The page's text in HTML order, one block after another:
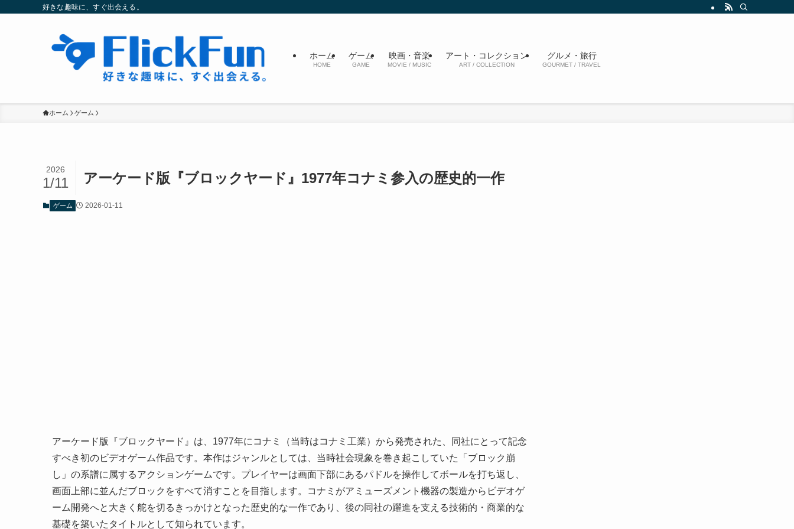
好きな趣味に、すぐ出会える。
ホーム
HOME
ゲーム
GAME
映画・音楽
MOVIE / MUSIC
アート・コレクション
ART / COLLECTION
グルメ・旅行
GOURMET / TRAVEL
ホーム ゲーム
アーケード版『ブロックヤード』1977年コナミ参入の歴史的一作
2026
1/11
ゲーム 2026-01-11
アーケード版『ブロックヤード』は、1977年にコナミ（当時はコナミ工業）から発売された、同社にとって記念
すべき初のビデオゲーム作品です。本作はジャンルとしては、当時社会現象を巻き起こしていた「ブロック崩
し」の系譜に属するアクションゲームです。プレイヤーは画面下部にあるパドルを操作してボールを打ち返し、
画面上部に並んだブロックをすべて消すことを目指します。コナミがアミューズメント機器の製造からビデオゲ
ーム開発へと大きく舵を切るきっかけとなった歴史的な一作であり、後の同社の躍進を支える技術的・商業的な
基礎を築いたタイトルとして知られています。